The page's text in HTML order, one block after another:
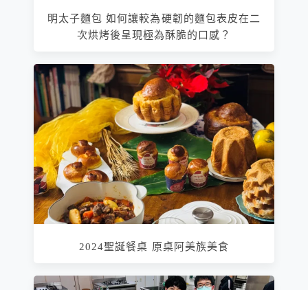
明太子麵包 如何讓較為硬韌的麵包表皮在二
次烘烤後呈現極為酥脆的口感？
2024聖誕餐桌 原桌阿美族美食